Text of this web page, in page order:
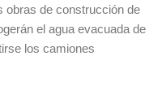
obras de construcción de
el agua evacuada de
los camiones